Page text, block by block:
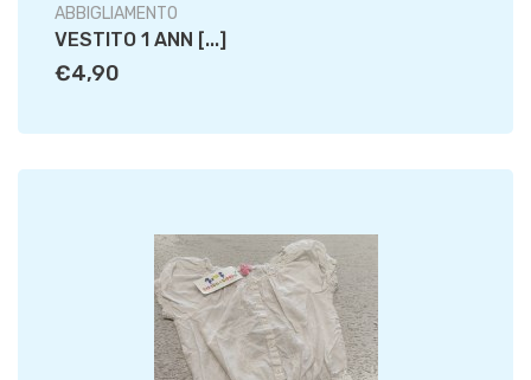
ABBIGLIAMENTO
VESTITO 1 ANN [...]
€4,90